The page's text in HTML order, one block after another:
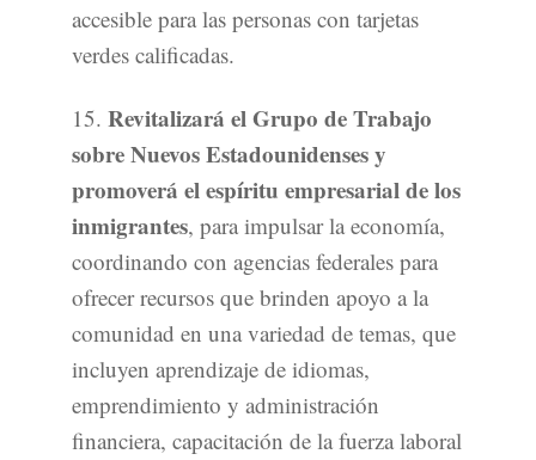
accesible para las personas con tarjetas
verdes calificadas.
15. Revitalizará el Grupo de Trabajo
sobre Nuevos Estadounidenses y
promoverá el espíritu empresarial de los
inmigrantes, para impulsar la economía,
coordinando con agencias federales para
ofrecer recursos que brinden apoyo a la
comunidad en una variedad de temas, que
incluyen aprendizaje de idiomas,
emprendimiento y administración
financiera, capacitación de la fuerza laboral